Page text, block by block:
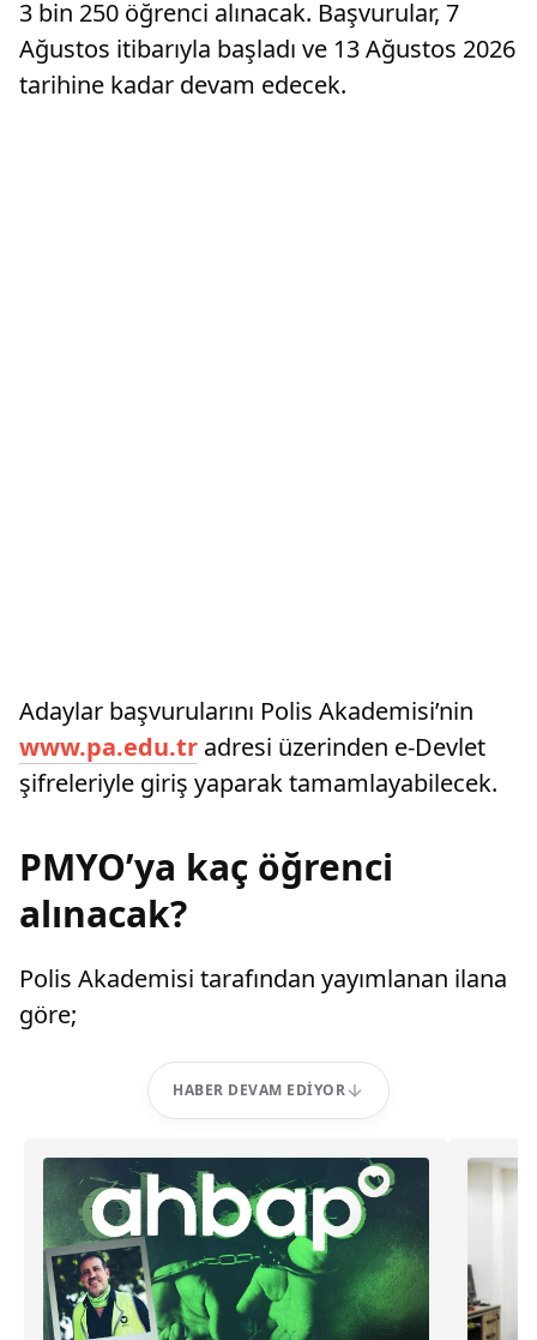
3 bin 250 öğrenci alınacak. Başvurular, 7
Ağustos itibarıyla başladı ve 13 Ağustos 2026
tarihine kadar devam edecek.
Adaylar başvurularını Polis Akademisi’nin
www.pa.edu.tr adresi üzerinden e-Devlet
şifreleriyle giriş yaparak tamamlayabilecek.
PMYO’ya kaç öğrenci
alınacak?
Polis Akademisi tarafından yayımlanan ilana
göre;
HABER DEVAM EDIYOR